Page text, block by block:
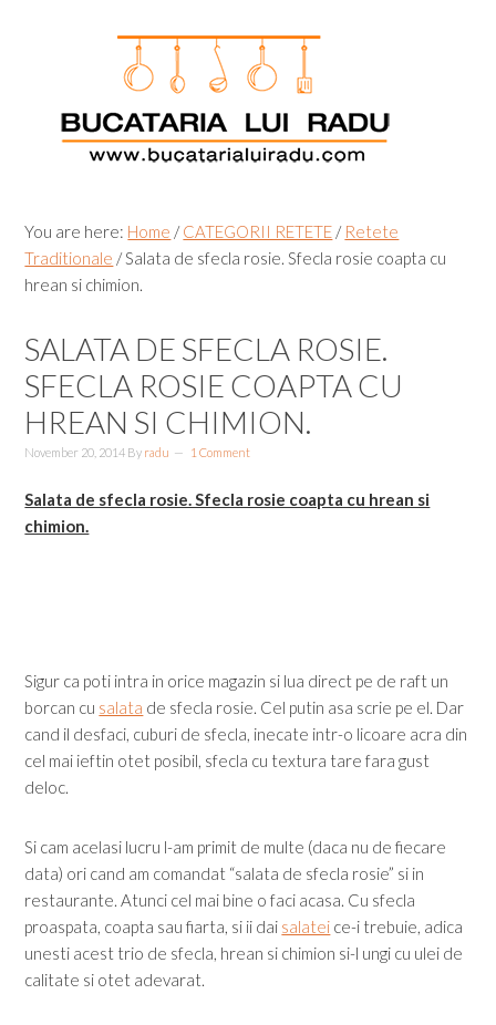
You are here: Home / CATEGORII RETETE / Retete
Traditionale /Salata de sfecla rosie. Sfecla rosie coapta cu
hrean si chimion.
SALATA DE SFECLA ROSIE.
SFECLA ROSIE COAPTA CU
HREAN SI CHIMION.
November 20, 2014 By radu 1 Comment
Salata de sfecla rosie. Sfecla rosie coapta cu hrean si
chimion.
Sigur ca poti intra in orice magazin si lua direct pe de raft un
borcan cu salata de sfecla rosie. Cel putin asa scrie pe el. Dar
cand il desfaci, cuburi de sfecla, inecate intr-o licoare acra din
cel mai ieftin otet posibil, sfecla cu textura tare fara gust
deloc.
Si cam acelasi lucru l-am primit de multe (daca nu de fiecare
data) ori cand am comandat “salata de sfecla rosie” si in
restaurante. Atunci cel mai bine o faci acasa. Cu sfecla
proaspata, coapta sau fiarta, si ii dai salatei ce-i trebuie, adica
unesti acest trio de sfecla, hrean si chimion si-l ungi cu ulei de
calitate si otet adevarat.